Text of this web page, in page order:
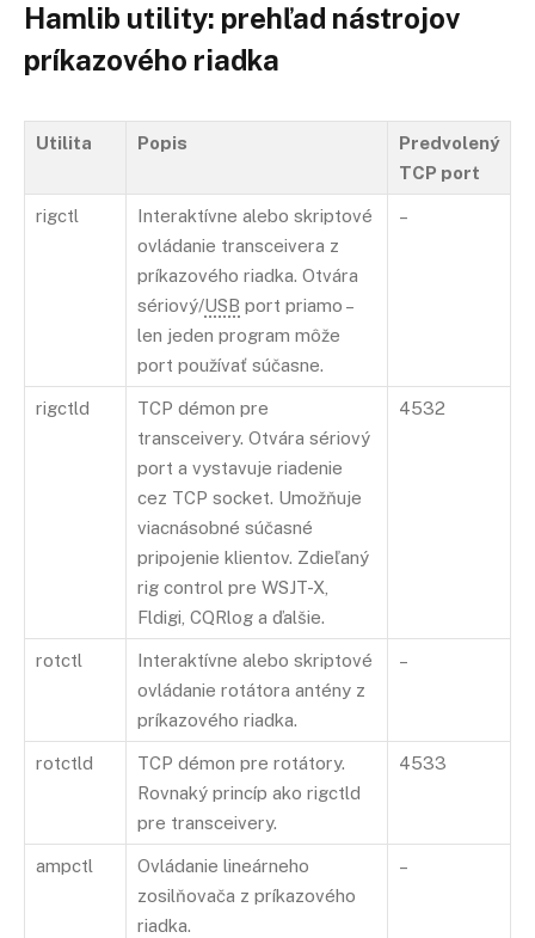
Hamlib utility: prehľad nástrojov
príkazového riadka
Utilita Popis
Predvolený
TCP port
rigctl
Interaktívne alebo skriptové
ovládanie transceivera z
príkazového riadka. Otvára
sériový/USB port priamo –
len jeden program môže
port používať súčasne.
–
rigctld
TCP démon pre
transceivery. Otvára sériový
port a vystavuje riadenie
cez TCP socket. Umožňuje
viacnásobné súčasné
pripojenie klientov. Zdieľaný
rig control pre WSJT-X,
Fldigi, CQRlog a ďalšie.
4532
rotctl
Interaktívne alebo skriptové
ovládanie rotátora antény z
príkazového riadka.
–
rotctld
TCP démon pre rotátory.
Rovnaký princíp ako rigctld
pre transceivery.
4533
ampctl
Ovládanie lineárneho
zosilňovača z príkazového
riadka.
–